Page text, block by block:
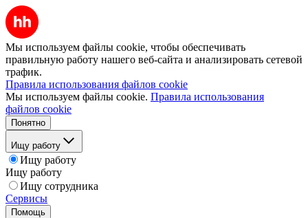
Мы используем файлы cookie, чтобы обеспечивать
правильную работу нашего веб-сайта и анализировать сетевой
трафик.
Правила использования файлов cookie
Мы используем файлы cookie. Правила использования
файлов cookie
Понятно
Ищу работу
Ищу работу
Ищу работу
Ищу сотрудника
Сервисы
Помощь